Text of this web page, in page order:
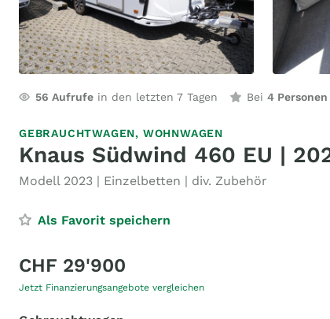
56 Aufrufe in den letzten 7 Tagen Bei 4 Personen
GEBRAUCHTWAGEN, WOHNWAGEN
Knaus Südwind 460 EU |
Modell 2023 | Einzelbetten | div. Zubehör
Als Favorit speichern
CHF 29'900
Jetzt Finanzierungsangebote vergleichen